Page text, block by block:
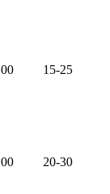
15-25
20-30